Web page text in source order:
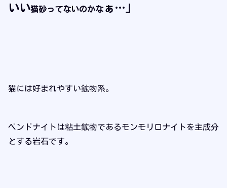
いい猫砂ってないのかな ぁ … 」
猫には好まれやすい鉱物系。
ベンドナイトは粘土鉱物であるモンモリロナイトを主成分
とする岩石です。